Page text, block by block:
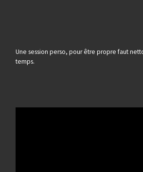
Une session perso, pour être propre faut
temps.